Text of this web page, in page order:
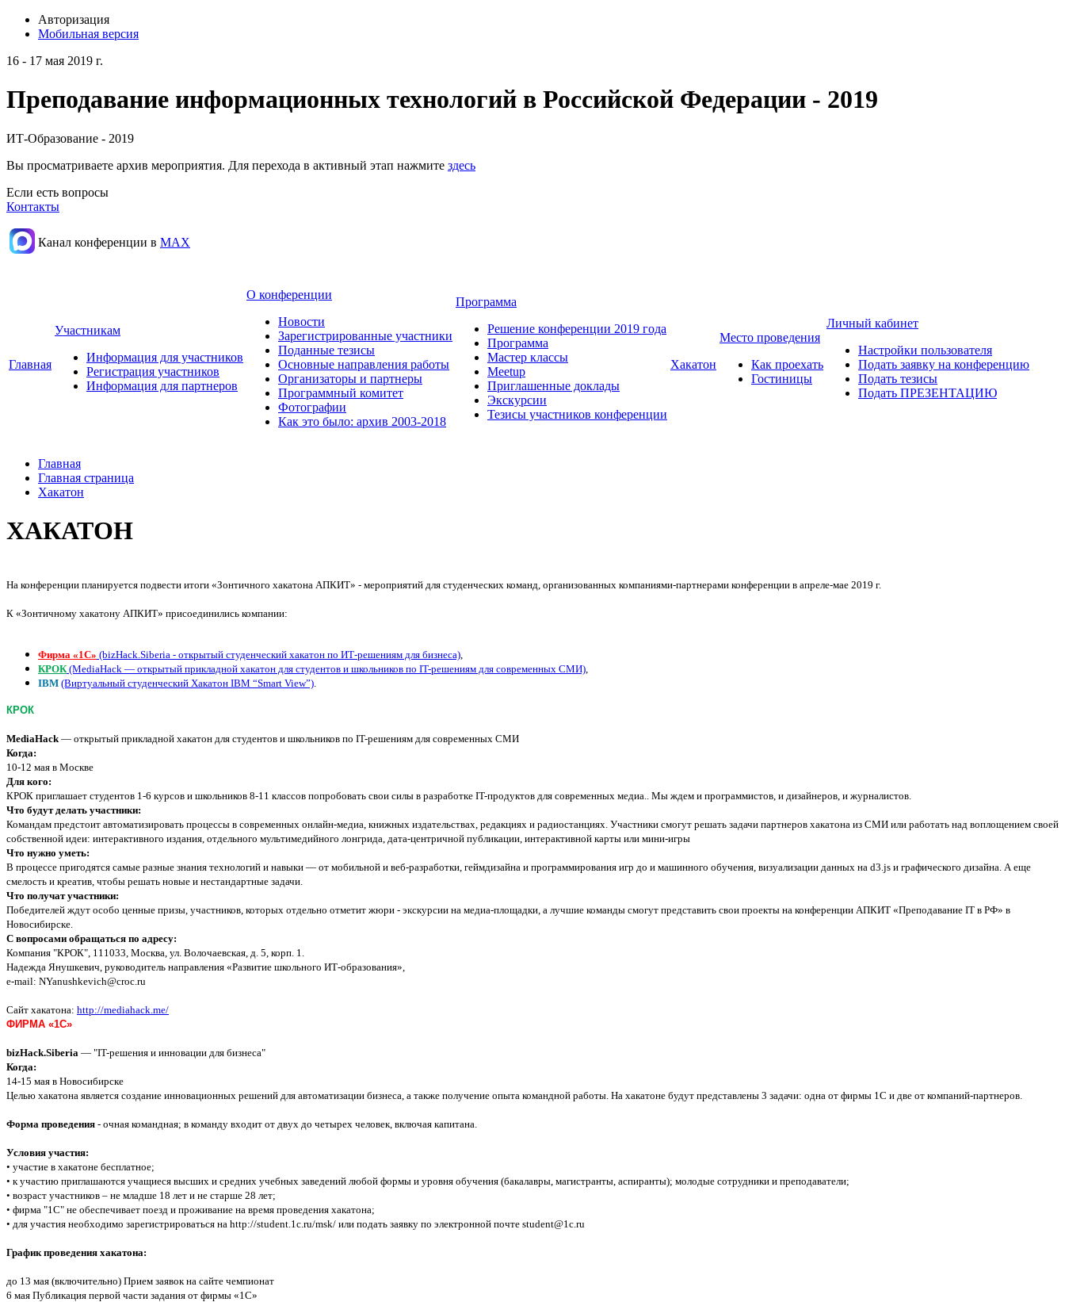
Авторизация
Мобильная версия
16 - 17 мая 2019 г.
Преподавание информационных технологий в Российской Федерации - 2019
ИТ-Образование - 2019
Вы просматриваете архив мероприятия. Для перехода в активный этап нажмите здесь
Если есть вопросы
Контакты
Канал конференции в МАХ
Главная
Участникам
Информация для участников
Регистрация участников
Информация для партнеров
О конференции
Новости
Зарегистрированные участники
Поданные тезисы
Основные направления работы
Организаторы и партнеры
Программный комитет
Фотографии
Как это было: архив 2003-2018
Программа
Решение конференции 2019 года
Программа
Мастер классы
Meetup
Приглашенные доклады
Экскурсии
Тезисы участников конференции
Хакатон
Место проведения
Как проехать
Гостиницы
Личный кабинет
Настройки пользователя
Подать заявку на конференцию
Подать тезисы
Подать ПРЕЗЕНТАЦИЮ
Главная
Главная страница
Хакатон
ХАКАТОН
На конференции планируется подвести итоги «Зонтичного хакатона АПКИТ» - мероприятий для студенческих команд, организованных компаниями-партнерами конференции в апреле-мае 2019 г.
К «Зонтичному хакатону АПКИТ» присоединились компании:
Фирма «1C» (bizHack.Siberia - открытый студенческий хакатон по ИТ-решениям для бизнеса)
КРОК (MediaHack — открытый прикладной хакатон для студентов и школьников по IT-решениям для современных СМИ)
IBM (Виртуальный студенческий Хакатон IBM “Smart View”)
КРОК
MediaHack — открытый прикладной хакатон для студентов и школьников по IT-решениям для современных СМИ
Когда:
10-12 мая в Москве
Для кого:
КРОК приглашает студентов 1-6 курсов и школьников 8-11 классов попробовать свои силы в разработке IT-продуктов для современных медиа.. Мы ждем и программистов, и дизайнеров, и журналистов.
Что будут делать участники:
Командам предстоит автоматизировать процессы в современных онлайн-медиа, книжных издательствах, редакциях и радиостанциях. Участники смогут решать задачи партнеров хакатона из СМИ или работать над воплощением своей
собственной идеи: интерактивного издания, отдельного мультимедийного лонгрида, дата-центричной публикации, интерактивной карты или мини-игры
Что нужно уметь:
В процессе пригодятся самые разные знания технологий и навыки — от мобильной и веб-разработки, геймдизайна и программирования игр до и машинного обучения, визуализации данных на d3.js и графического дизайна. А еще
смелость и креатив, чтобы решать новые и нестандартные задачи.
Что получат участники:
Победителей ждут особо ценные призы, участников, которых отдельно отметит жюри - экскурсии на медиа-площадки, а лучшие команды смогут представить свои проекты на конференции АПКИТ «Преподавание IT в РФ» в
Новосибирске.
С вопросами обращаться по адресу:
Компания "КРОК", 111033, Москва, ул. Волочаевская, д. 5, корп. 1.
Надежда Янушкевич, руководитель направления «Развитие школьного ИТ-образования»,
e-mail: NYanushkevich@croc.ru
Сайт хакатона: http://mediahack.me/
ФИРМА «1C»
bizHack.Siberia — "IT-решения и инновации для бизнеса"
Когда:
14-15 мая в Новосибирске
Целью хакатона является создание инновационных решений для автоматизации бизнеса, а также получение опыта командной работы. На хакатоне будут представлены 3 задачи: одна от фирмы 1С и две от компаний-партнеров.
Форма проведения - очная командная; в команду входит от двух до четырех человек, включая капитана.
Условия участия:
• участие в хакатоне бесплатное;
• к участию приглашаются учащиеся высших и средних учебных заведений любой формы и уровня обучения (бакалавры, магистранты, аспиранты); молодые сотрудники и преподаватели;
• возраст участников – не младше 18 лет и не старше 28 лет;
• фирма "1С" не обеспечивает поезд и проживание на время проведения хакатона;
• для участия необходимо зарегистрироваться на http://student.1c.ru/msk/ или подать заявку по электронной почте student@1c.ru
График проведения хакатона:
до 13 мая (включительно) Прием заявок на сайте чемпионат
6 мая Публикация первой части задания от фирмы «1С»